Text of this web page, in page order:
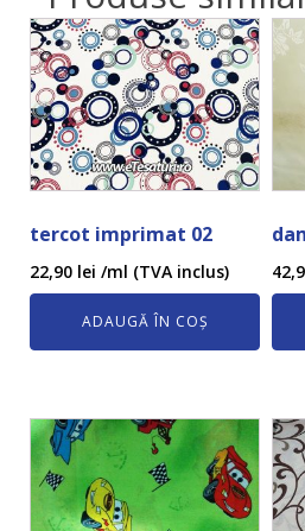
tercot imprimat 02
22,90 lei /ml (TVA inclus)
ADAUGĂ ÎN COȘ